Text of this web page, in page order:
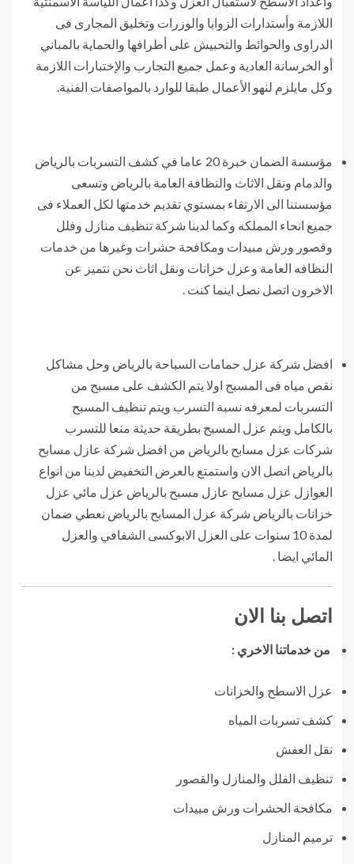
اللازمة وأستدارات الزوايا والوزرات وتخليق المجارى فى
الدراوى والحوائط والتحبيش على أطرافها والحماية بالمباني
أو الخرسانة العادية وعمل جميع التجارب والإختبارات اللازمة
وكل مايلزم لنهو الأعمال طبقا للوارد بالمواصفات الفنية.
مؤسسة الضمان خبرة 20 عاما في كشف التسربات بالرياض
والدمام ونقل الاثاث والنظافة العامة بالرياض وتسعى
مؤسستنا الى الارتقاء بمستوي تقديم خدمتها لكل العملاء فى
جميع انحاء المملكه وكما لدينا شركة تنظيف منازل وفلل
وقصور ورش مبيدات ومكافحة حشرات وغيرها من خدمات
النظافه العامة وعزل خزانات ونقل اثاث نحن نتميز عن
الاخرون اتصل نصل اينما كنت .
افضل شركة عزل حمامات السباحة بالرياض وحل مشاكل
نقص مياه فى المسبح اولا يتم الكشف على مسبح من
التسربات لمعرفه نسبة التسرب ويتم تنظيف المسبح
بالكامل ويتم عزل المسبح بطريقة حديثة منعا للتسرب
شركات عزل مسابح بالرياض من افضل شركة عازل مسابح
بالرياض اتصل الان واستمتع بالعرض التخفيض لدينا من انواع
العوازل عزل مسابح عازل مسبح بالرياض عزل مائي عزل
خزانات بالرياض شركة عزل المسابح بالرياض نعطي ضمان
لمدة 10 سنوات على العزل الابوكسى الشفافي والعزل
المائي ايضا .
اتصل بنا الان
من خدماتنا الاخري :
عزل الاسطح والخزانات
كشف تسربات المياه
نقل العفش
تنظيف الفلل والمنازل والقصور
مكافحة الحشرات ورش مبيدات
ترميم المنازل